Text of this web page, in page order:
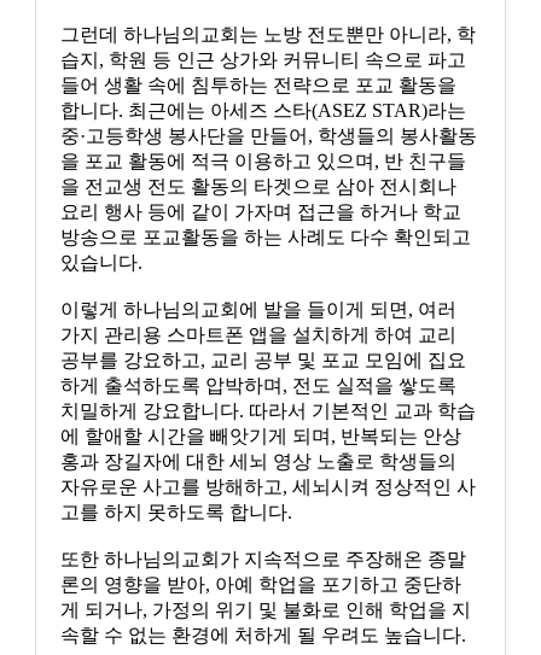
그런데 하나님의교회는 노방 전도뿐만 아니라, 학
습지, 학원 등 인근 상가와 커뮤니티 속으로 파고
들어 생활 속에 침투하는 전략으로 포교 활동을
합니다. 최근에는 아세즈 스타(ASEZ STAR)라는
중·고등학생 봉사단을 만들어, 학생들의 봉사활동
을 포교 활동에 적극 이용하고 있으며, 반 친구들
을 전교생 전도 활동의 타겟으로 삼아 전시회나
요리 행사 등에 같이 가자며 접근을 하거나 학교
방송으로 포교활동을 하는 사례도 다수 확인되고
있습니다.
이렇게 하나님의교회에 발을 들이게 되면, 여러
가지 관리용 스마트폰 앱을 설치하게 하여 교리
공부를 강요하고, 교리 공부 및 포교 모임에 집요
하게 출석하도록 압박하며, 전도 실적을 쌓도록
치밀하게 강요합니다. 따라서 기본적인 교과 학습
에 할애할 시간을 빼앗기게 되며, 반복되는 안상
홍과 장길자에 대한 세뇌 영상 노출로 학생들의
자유로운 사고를 방해하고, 세뇌시켜 정상적인 사
고를 하지 못하도록 합니다.
또한 하나님의교회가 지속적으로 주장해온 종말
론의 영향을 받아, 아예 학업을 포기하고 중단하
게 되거나, 가정의 위기 및 불화로 인해 학업을 지
속할 수 없는 환경에 처하게 될 우려도 높습니다.